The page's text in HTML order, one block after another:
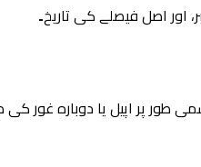
اور اصل فیصلے کی تاریخ۔
طور پر اپیل یا دوبارہ غور کی